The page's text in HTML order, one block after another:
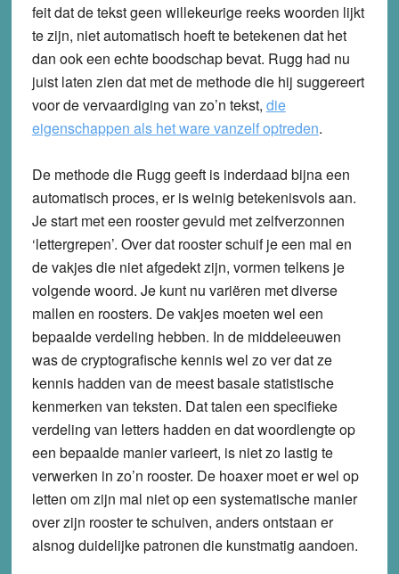
feit dat de tekst geen willekeurige reeks woorden lijkt
te zijn, niet automatisch hoeft te betekenen dat het
dan ook een echte boodschap bevat. Rugg had nu
juist laten zien dat met de methode die hij suggereert
voor de vervaardiging van zo’n tekst, die
eigenschappen als het ware vanzelf optreden.
De methode die Rugg geeft is inderdaad bijna een
automatisch proces, er is weinig betekenisvols aan.
Je start met een rooster gevuld met zelfverzonnen
‘lettergrepen’. Over dat rooster schuif je een mal en
de vakjes die niet afgedekt zijn, vormen telkens je
volgende woord. Je kunt nu variëren met diverse
mallen en roosters. De vakjes moeten wel een
bepaalde verdeling hebben. In de middeleeuwen
was de cryptografische kennis wel zo ver dat ze
kennis hadden van de meest basale statistische
kenmerken van teksten. Dat talen een specifieke
verdeling van letters hadden en dat woordlengte op
een bepaalde manier varieert, is niet zo lastig te
verwerken in zo’n rooster. De hoaxer moet er wel op
letten om zijn mal niet op een systematische manier
over zijn rooster te schuiven, anders ontstaan er
alsnog duidelijke patronen die kunstmatig aandoen.